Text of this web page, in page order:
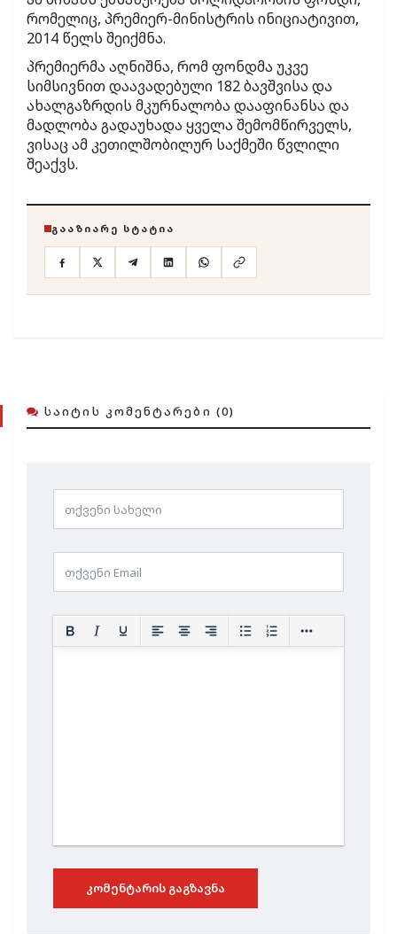
რომელიც, პრემიერ-მინისტრის ინიციატივით,
2014 წელს შეიქმნა.
პრემიერმა აღნიშნა, რომ ფონდმა უკვე
სიმსივნით დაავადებული 182 ბავშვისა და
ახალგაზრდის მკურნალობა დააფინანსა და
მადლობა გადაუხადა ყველა შემომწირველს,
ვისაც ამ კეთილშობილურ საქმეში წვლილი
შეაქვს.
ᲒᲐᲐᲖᲘᲐᲠᲔ ᲡᲢᲐᲢᲘᲐ
ᲡᲐᲘᲢᲘᲡ ᲙᲝᲛᲔᲜᲢᲐᲠᲔᲑᲘ (0)
ᲙᲝᲛᲔᲜᲢᲐᲠᲘᲡ ᲒᲐᲒᲖᲐᲕᲜᲐ